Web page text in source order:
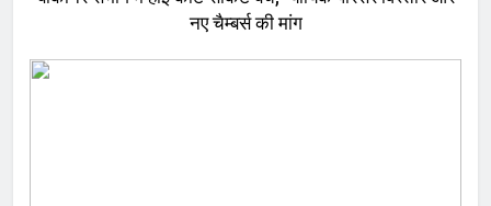
नए चैम्बर्स की मांग